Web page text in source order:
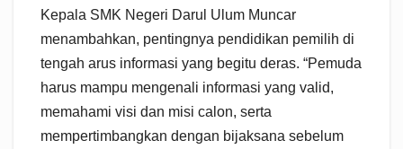
Kepala SMK Negeri Darul Ulum Muncar
menambahkan, pentingnya pendidikan pemilih di
tengah arus informasi yang begitu deras. “Pemuda
harus mampu mengenali informasi yang valid,
memahami visi dan misi calon, serta
mempertimbangkan dengan bijaksana sebelum